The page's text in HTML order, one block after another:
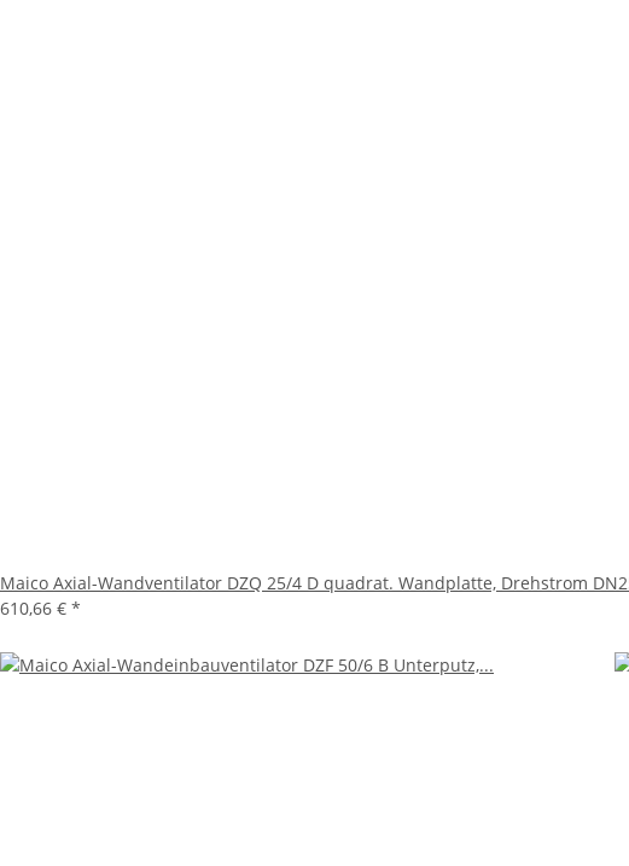
Maico Axial-Wandventilator DZQ 25/4 D quadrat. Wandplatte, Drehstrom
610,66 € *